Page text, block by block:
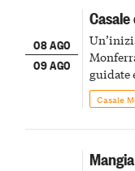
08 AGO
09 AGO
guidate
Casale